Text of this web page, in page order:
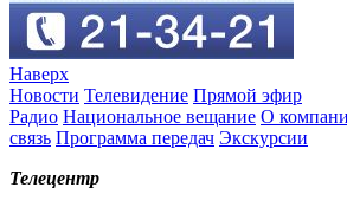
Наверх
Новости Телевидение Прямой эфир
Радио Национальное вещание О
связь Программа передач Экскурсии
Телецентр